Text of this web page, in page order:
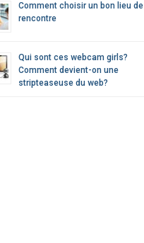
Comment choisir un bon lieu de
rencontre
Qui sont ces webcam girls?
Comment devient-on une
stripteaseuse du web?